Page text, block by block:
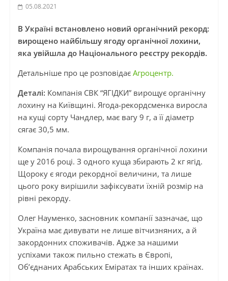
05.08.2021
В Україні встановлено новий органічний рекорд:
вирощено найбільшу ягоду органічної лохини,
яка увійшла до Національного реєстру рекордів.
Детальніше про це розповідає Агроцентр.
Деталі: Компанія СВК “ЯГІДКИ” вирощує органічну
лохину на Київщині. Ягода-рекордсменка виросла
на кущі сорту Чандлер, має вагу 9 г, а її діаметр
сягає 30,5 мм.
Компанія почала вирощування органічної лохини
ще у 2016 році. З одного куща збирають 2 кг ягід.
Щороку є ягоди рекордної величини, та лише
цього року вирішили зафіксувати їхній розмір на
рівні рекорду.
Олег Науменко, засновник компанії зазначає, що
Україна має дивувати не лише вітчизняних, а й
закордонних споживачів. Адже за нашими
успіхами також пильно стежать в Європі,
Об’єднаних Арабських Еміратах та інших країнах.